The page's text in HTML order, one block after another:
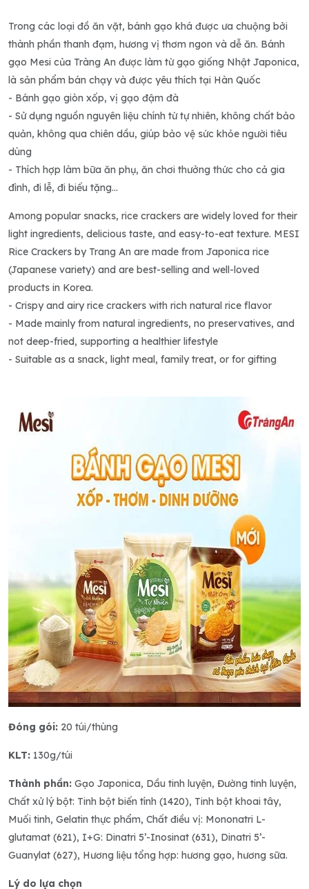
Trong các loại đồ ăn vặt, bánh gạo khá được ưa chuộng bởi
thành phần thanh đạm, hương vị thơm ngon và dễ ăn. Bánh
gạo Mesi của Tràng An được làm từ gạo giống Nhật Japonica,
là sản phẩm bán chạy và được yêu thích tại Hàn Quốc
- Bánh gạo giòn xốp, vị gạo đậm đà
- Sử dụng nguồn nguyên liệu chính từ tự nhiên, không chất bảo
quản, không qua chiên dầu, giúp bảo vệ sức khỏe người tiêu
dùng
- Thích hợp làm bữa ăn phụ, ăn chơi thưởng thức cho cả gia
đình, đi lễ, đi biếu tặng...
Among popular snacks, rice crackers are widely loved for their
light ingredients, delicious taste, and easy-to-eat texture. MESI
Rice Crackers by Trang An are made from Japonica rice
(Japanese variety) and are best-selling and well-loved
products in Korea.
- Crispy and airy rice crackers with rich natural rice flavor
- Made mainly from natural ingredients, no preservatives, and
not deep-fried, supporting a healthier lifestyle
- Suitable as a snack, light meal, family treat, or for gifting
Đóng gói: 20 túi/thùng
KLT: 130g/túi
Thành phần: Gạo Japonica, Dầu tinh luyện, Đường tinh luyện,
Chất xử lý bột: Tinh bột biến tính (1420), Tinh bột khoai tây,
Muối tinh, Gelatin thực phẩm, Chất điều vị: Mononatri L-
glutamat (621), I+G: Dinatri 5’-Inosinat (631), Dinatri 5’-
Guanylat (627), Hương liệu tổng hợp: hương gạo, hương sữa.
Lý do lựa chọn